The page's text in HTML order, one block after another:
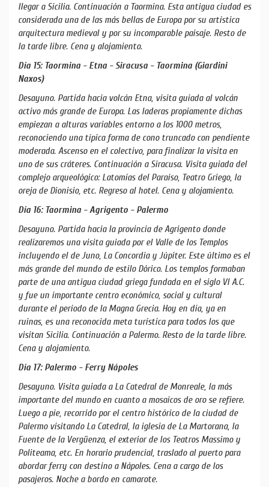
llegar a Sicilia. Continuación a Taormina. Esta antigua ciudad es
considerada una de las más bellas de Europa por su artística
arquitectura medieval y por su incomparable paisaje. Resto de
la tarde libre. Cena y alojamiento.
Día 15: Taormina - Etna - Siracusa - Taormina (Giardini
Naxos)
Desayuno. Partida hacia volcán Etna, visita guiada al volcán
activo más grande de Europa. Las laderas propiamente dichas
empiezan a alturas variables entorno a los 1000 metros,
reconociendo una típica forma de cono truncado con pendiente
moderada. Ascenso en el colectivo, para finalizar la visita en
uno de sus cráteres. Continuación a Siracusa. Visita guiada del
complejo arqueológico: Latomías del Paraíso, Teatro Griego, la
oreja de Dionisio, etc. Regreso al hotel. Cena y alojamiento.
Día 16: Taormina - Agrigento - Palermo
Desayuno. Partida hacia la provincia de Agrigento donde
realizaremos una visita guiada por el Valle de los Templos
incluyendo el de Juno, La Concordia y Júpiter. Este último es el
más grande del mundo de estilo Dórico. Los templos formaban
parte de una antigua ciudad griega fundada en el siglo VI A.C.
y fue un importante centro económico, social y cultural
durante el período de la Magna Grecia. Hoy en día, ya en
ruinas, es una reconocida meta turística para todos los que
visitan Sicilia. Continuación a Palermo. Resto de la tarde libre.
Cena y alojamiento.
Día 17: Palermo - Ferry Nápoles
Desayuno. Visita guiada a La Catedral de Monreale, la más
importante del mundo en cuanto a mosaicos de oro se refiere.
Luego a pie, recorrido por el centro histórico de la ciudad de
Palermo visitando La Catedral, la iglesia de La Martorana, la
Fuente de la Vergüenza, el exterior de los Teatros Massimo y
Politeama, etc. En horario prudencial, traslado al puerto para
abordar ferry con destino a Nápoles. Cena a cargo de los
pasajeros. Noche a bordo en camarote.